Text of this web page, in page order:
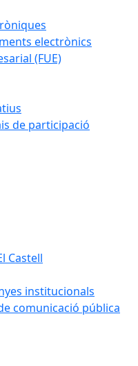
electrònics
(FUE)
de participació
Castell
institucionals
comunicació pública